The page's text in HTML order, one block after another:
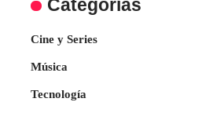
Categorías
Cine y Series
Música
Tecnología